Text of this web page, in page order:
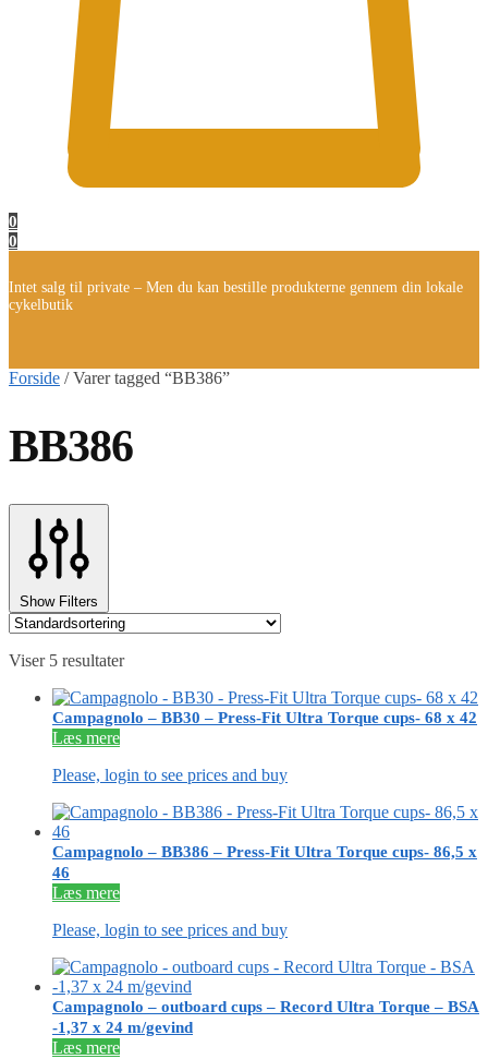
0
0
Intet salg til private – Men du kan bestille produkterne gennem din lokale
cykelbutik
Forside /Varer tagged “BB386”
BB386
Show Filters
Viser 5 resultater
Campagnolo – BB30 – Press-Fit Ultra Torque cups- 68 x 42
Læs mere
Please, login to see prices and buy
Campagnolo – BB386 – Press-Fit Ultra Torque cups- 86,5 x
46
Læs mere
Please, login to see prices and buy
Campagnolo – outboard cups – Record Ultra Torque – BSA
-1,37 x 24 m/gevind
Læs mere